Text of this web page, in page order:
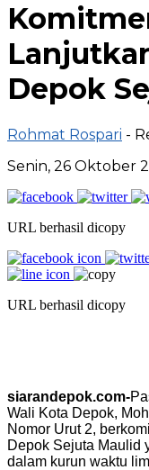
Depok
Rohmat Rospari -
Senin, 26 Oktober
URL berhasil dicopy
URL berhasil dicopy
siarandepok.com-
Wali Kota Depok,
Nomor Urut 2,
Depok Sejuta Maulid
dalam kurun waktu